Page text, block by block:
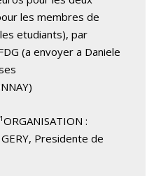
les membres de
etudiants), par
(a envoyer a Daniele
:
Presidente de